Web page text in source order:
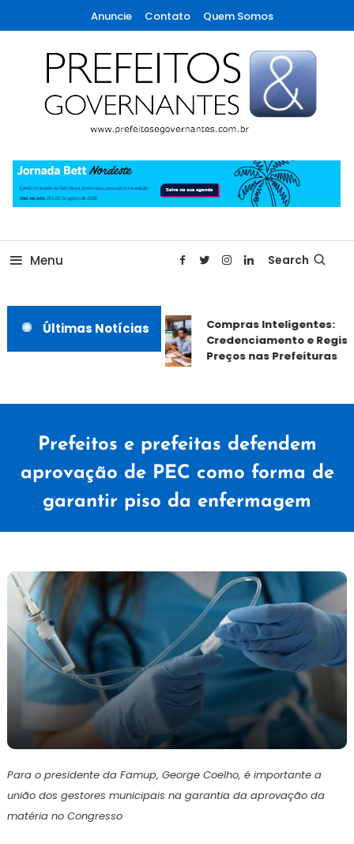
To
Content
Anuncie Contato Quem Somos
Prefeitos & Governantes
Menu Search
Últimas Notícias
Compras Inteligentes:
Credenciamento e
Preços nas Prefeituras
Prefeitos e prefeitas defendem
aprovação de PEC como forma de
garantir piso da enfermagem
junho
de
2023
Para o presidente da Famup, George Coelho, é importante a
união dos gestores municipais na garantia da aprovação da
matéria no Congresso